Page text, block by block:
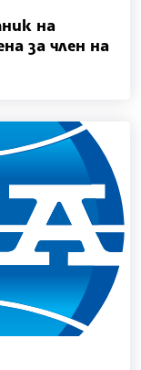
на
за член на